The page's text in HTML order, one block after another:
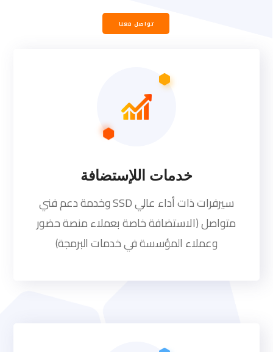
تواصل معنا
خدمات اللإستضافة
سيرفرات ذات أداء عالي SSD وخدمة دعم فني
متواصل (الاستضافة خاصة بعملاء منصة حضور
وعملاء المؤسسة في خدمات البرمجة)